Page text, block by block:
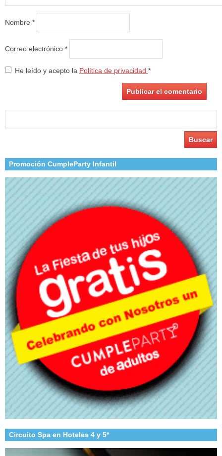
Nombre *
Correo electrónico *
He leído y acepto la Política de privacidad *
Promoción CumpleParty Infantil
Circuito Spa en Hoteles 4 y 5*